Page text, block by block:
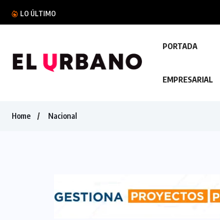
LO ÚLTIMO
PORTADA
EMPRESARIAL
Home Nacional